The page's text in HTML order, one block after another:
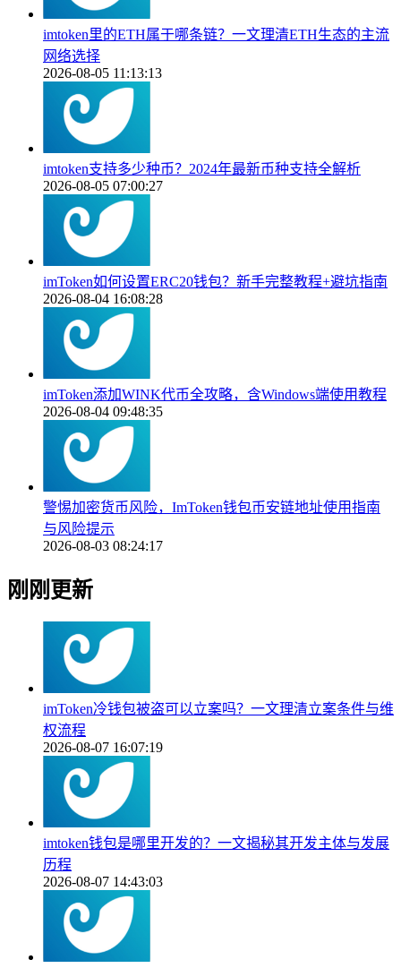
imtoken里的ETH属于哪条链？一文理清ETH生态的主流
网络选择
2026-08-05 11:13:13
imtoken支持多少种币？2024年最新币种支持全解析
2026-08-05 07:00:27
imToken如何设置ERC20钱包？新手完整教程+避坑指南
2026-08-04 16:08:28
imToken添加WINK代币全攻略，含Windows端使用教程
2026-08-04 09:48:35
警惕加密货币风险，ImToken钱包币安链地址使用指南
与风险提示
2026-08-03 08:24:17
刚刚更新
imToken冷钱包被盗可以立案吗？一文理清立案条件与维
权流程
2026-08-07 16:07:19
imtoken钱包是哪里开发的？一文揭秘其开发主体与发展
历程
2026-08-07 14:43:03